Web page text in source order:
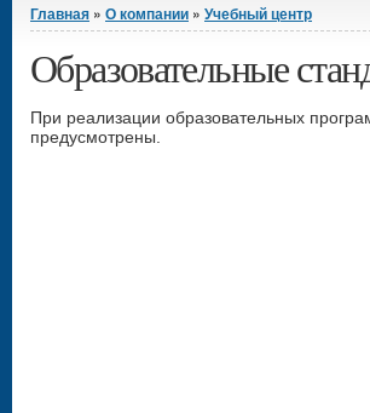
Вы здесь
Главная » О компании » Учебный центр
Образовательные
При реализации образовательных
предусмотрены.